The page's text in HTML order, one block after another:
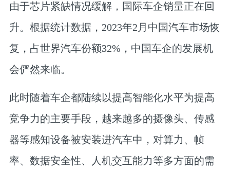
由于芯片紧缺情况缓解，国际车企销量正在回
升。根据统计数据，2023年2月中国汽车市场恢
复，占世界汽车份额32%，中国车企的发展机
会俨然来临。
此时随着车企都陆续以提高智能化水平为提高
竞争力的主要手段，越来越多的摄像头、传感
器等感知设备被安装进汽车中，对算力、帧
率、数据安全性、人机交互能力等多方面的需